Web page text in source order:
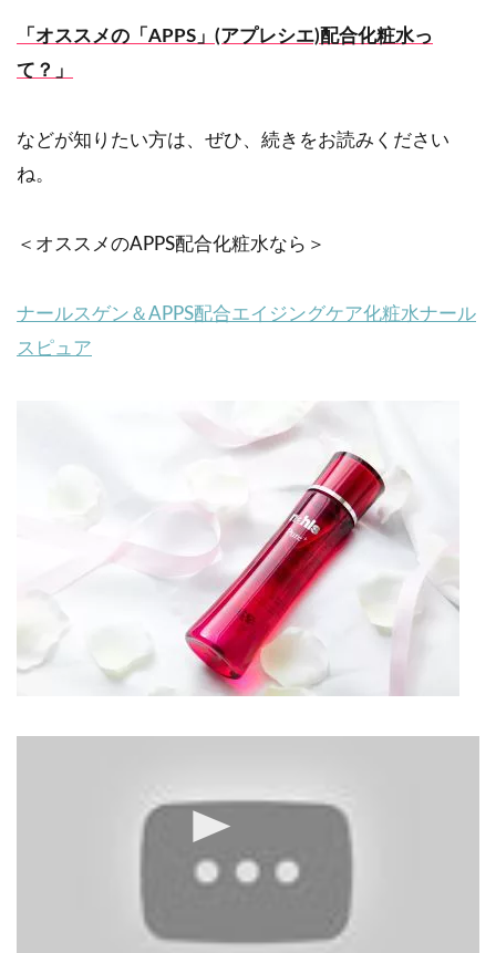
「オススメの「APPS」(アプレシエ)配合化粧水っ
て？」
などが知りたい方は、ぜひ、続きをお読みください
ね。
＜オススメのAPPS配合化粧水なら＞
ナールスゲン＆APPS配合エイジングケア化粧水ナール
スピュア